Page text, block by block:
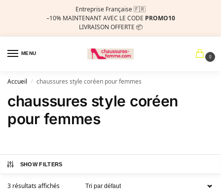
Entreprise Française 🇫🇷
–10% MAINTENANT AVEC LE CODE PROMO10
LIVRAISON OFFERTE 📦
MENU
0
Accueil / chaussures style coréen pour femmes
chaussures style coréen
pour femmes
SHOW FILTERS
3 résultats affichés